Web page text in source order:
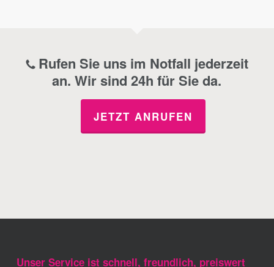
Rufen Sie uns im Notfall jederzeit
an. Wir sind 24h für Sie da.
JETZT ANRUFEN
Unser Service ist schnell, freundlich, preiswert